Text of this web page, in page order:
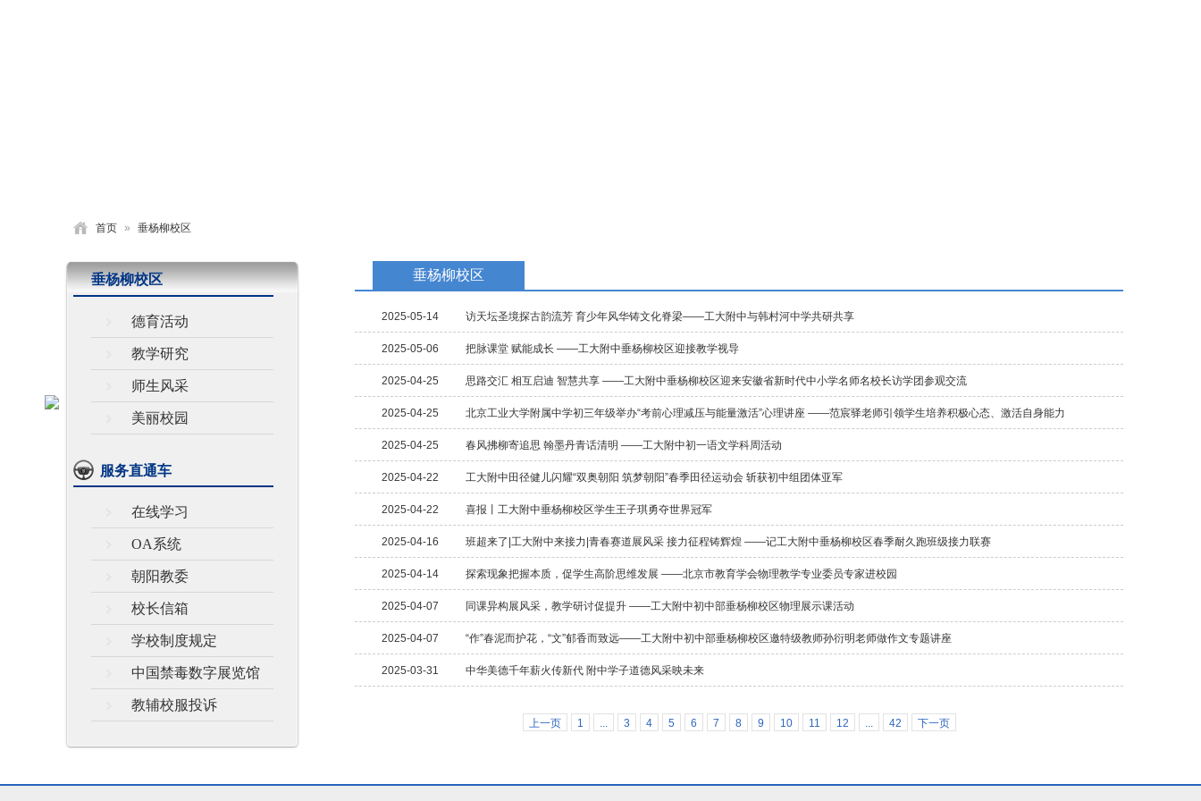
首页 » 垂杨柳校区
垂杨柳校区
德育活动
教学研究
师生风采
美丽校园
服务直通车
在线学习
OA系统
朝阳教委
校长信箱
学校制度规定
中国禁毒数字展览馆
教辅校服投诉
垂杨柳校区
2025-05-14 访天坛圣境探古韵流芳 育少年风华铸文化脊梁——工大附中与韩村河中学共研共享
2025-05-06 把脉课堂 赋能成长 ——工大附中垂杨柳校区迎接教学视导
2025-04-25 思路交汇 相互启迪 智慧共享 ——工大附中垂杨柳校区迎来安徽省新时代中小学名师名校长访学团参观交流
2025-04-25 北京工业大学附属中学初三年级举办“考前心理减压与能量激活”心理讲座 ——范宸驿老师引领学生培养积极心态、激活自身能力
2025-04-25 春风拂柳寄追思 翰墨丹青话清明 ——工大附中初一语文学科周活动
2025-04-22 工大附中田径健儿闪耀“双奥朝阳 筑梦朝阳”春季田径运动会 斩获初中组团体亚军
2025-04-22 喜报丨工大附中垂杨柳校区学生王子琪勇夺世界冠军
2025-04-16 班超来了|工大附中来接力|青春赛道展风采 接力征程铸辉煌 ——记工大附中垂杨柳校区春季耐久跑班级接力联赛​
2025-04-14 探索现象把握本质，促学生高阶思维发展 ——北京市教育学会物理教学专业委员专家进校园
2025-04-07 同课异构展风采，教学研讨促提升 ——工大附中初中部垂杨柳校区物理展示课活动
2025-04-07 “作”春泥而护花，“文”郁香而致远——工大附中初中部垂杨柳校区邀特级教师孙衍明老师做作文专题讲座
2025-03-31 中华美德千年薪火传新代 附中学子道德风采映未来
上一页 1 ... 3 4 5 6 7 8 9 10 11 12 ... 42 下一页